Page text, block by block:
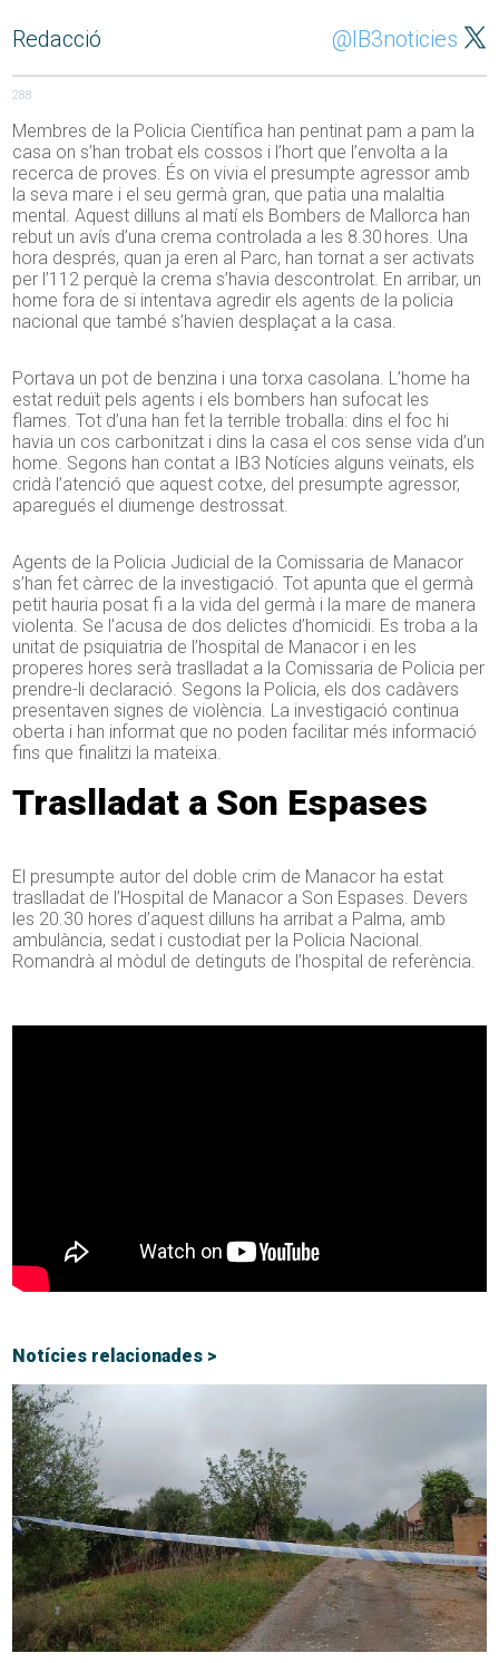
Redacció @IB3noticies
288
Membres de la Policia Científica han pentinat pam a pam la
casa on s’han trobat els cossos i l’hort que l’envolta a la
recerca de proves. És on vivia el presumpte agressor amb
la seva mare i el seu germà gran, que patia una malaltia
mental. Aquest dilluns al matí els Bombers de Mallorca han
rebut un avís d’una crema controlada a les 8.30 hores. Una
hora després, quan ja eren al Parc, han tornat a ser activats
per l’112 perquè la crema s’havia descontrolat. En arribar, un
home fora de si intentava agredir els agents de la policia
nacional que també s’havien desplaçat a la casa.
Portava un pot de benzina i una torxa casolana. L’home ha
estat reduït pels agents i els bombers han sufocat les
flames. Tot d’una han fet la terrible troballa: dins el foc hi
havia un cos carbonitzat i dins la casa el cos sense vida d’un
home. Segons han contat a IB3 Notícies alguns veïnats, els
cridà l’atenció que aquest cotxe, del presumpte agressor,
aparegués el diumenge destrossat.
Agents de la Policia Judicial de la Comissaria de Manacor
s’han fet càrrec de la investigació. Tot apunta que el germà
petit hauria posat fi a la vida del germà i la mare de manera
violenta. Se l’acusa de dos delictes d’homicidi. Es troba a la
unitat de psiquiatria de l’hospital de Manacor i en les
properes hores serà traslladat a la Comissaria de Policia per
prendre-li declaració. Segons la Policia, els dos cadàvers
presentaven signes de violència. La investigació continua
oberta i han informat que no poden facilitar més informació
fins que finalitzi la mateixa.
Traslladat a Son Espases
El presumpte autor del doble crim de Manacor ha estat
traslladat de l’Hospital de Manacor a Son Espases. Devers
les 20.30 hores d’aquest dilluns ha arribat a Palma, amb
ambulància, sedat i custodiat per la Policia Nacional.
Romandrà al mòdul de detinguts de l’hospital de referència.
Notícies relacionades >